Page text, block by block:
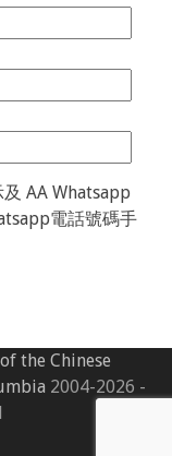
AA Whatsapp
電話號碼手
the Chinese
2004-2026 -